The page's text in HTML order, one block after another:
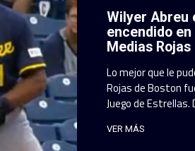
Wilyer Abreu
encendido
Medias Rojas
Lo mejor que le
Rojas de Boston
Juego de
VER MÁS